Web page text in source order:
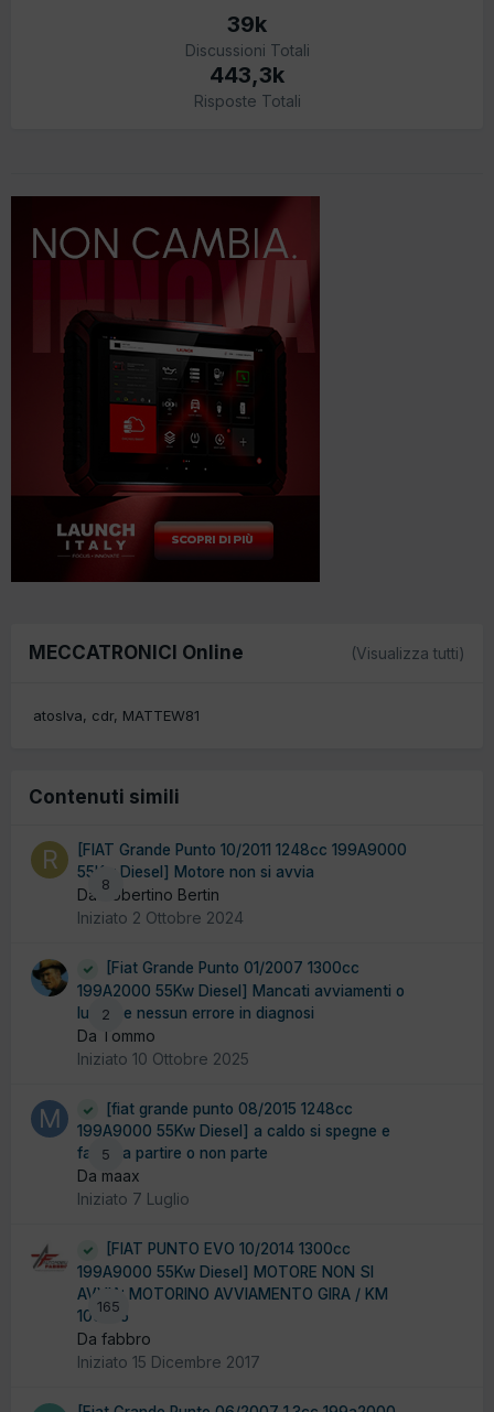
39k
Discussioni Totali
443,3k
Risposte Totali
MECCATRONICI Online (Visualizza tutti)
atoslva cdr MATTEW81
Contenuti simili
8
[FIAT Grande Punto 10/2011 1248cc 199A9000
55Kw Diesel] Motore non si avvia
Da Robertino Bertin
Iniziato 2 Ottobre 2024
2
[Fiat Grande Punto 01/2007 1300cc
199A2000 55Kw Diesel] Mancati avviamenti o
lunghi e nessun errore in diagnosi
Da Tommo
Iniziato 10 Ottobre 2025
5
[fiat grande punto 08/2015 1248cc
199A9000 55Kw Diesel] a caldo si spegne e
fatica a partire o non parte
Da maax
Iniziato 7 Luglio
165
[FIAT PUNTO EVO 10/2014 1300cc
199A9000 55Kw Diesel] MOTORE NON SI
AVVIA: MOTORINO AVVIAMENTO GIRA / KM
100.175
Da fabbro
Iniziato 15 Dicembre 2017